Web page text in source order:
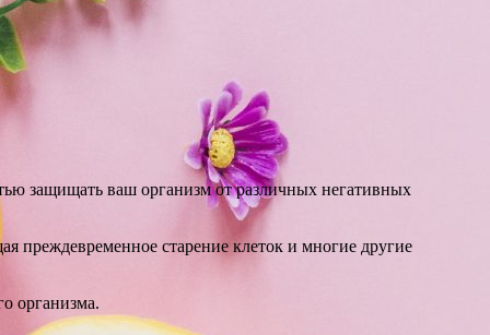
защищать ваш организм от различных негативных
преждевременное старение клеток и многие другие
организма.